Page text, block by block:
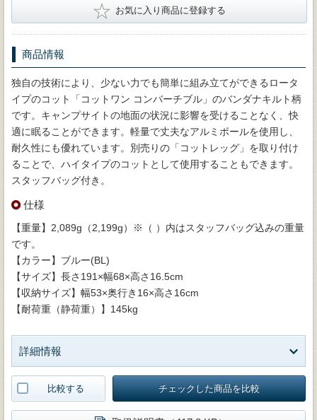
★ お気に入り商品に登録する
商品情報
独自の技術により、少ない力でも簡単に組み立てができるロータ
イプのコット「コットワン コンバーチブル」のバンダナキルト柄
です。キャンプサイトの地面の状況に影響を受けることなく、快
適に眠ることができます。軽量で丈夫なアルミポールを使用し、
耐久性にも優れています。別売りの「コットレッグ」を取り付け
ることで、ハイタイプのコットとして使用することもできます。
スタッフバッグ付き。
仕様
【重量】2,089g（2,199g）※（ ）内はスタッフバッグ込みの重量
です。
【カラー】ブルー(BL)
【サイズ】長さ191×幅68×高さ16.5cm
【収納サイズ】幅53×奥行き16×高さ16cm
【耐荷重（静荷重）】145kg
詳細情報
比較する チェックした商品を比較